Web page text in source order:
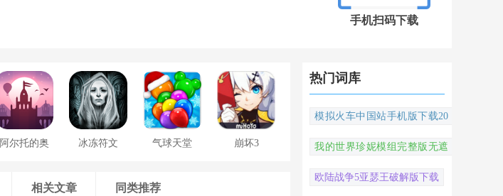
手机扫码下载
阿尔托的奥 冰冻符文 气球天堂 崩坏3
相关文章 同类推荐
热门词库
模拟火车中国站手机版下载20
我的世界珍妮模组完整版无遮
欧陆战争5亚瑟王破解版下载